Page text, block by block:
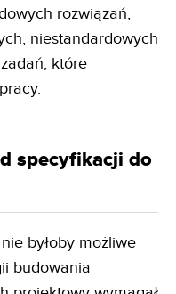
rozwiązań,
niestandardowych
które
specyfikacji do
byłoby możliwe
budowania